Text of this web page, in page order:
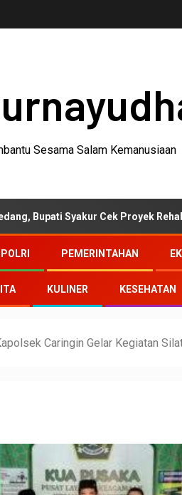
Sesama Salam Kemanusiaan
Cek Proyek Rehabilitasi
PEMERINTAHAN
KULINER KESEHATAN
Caringin Gelar Kegiatan